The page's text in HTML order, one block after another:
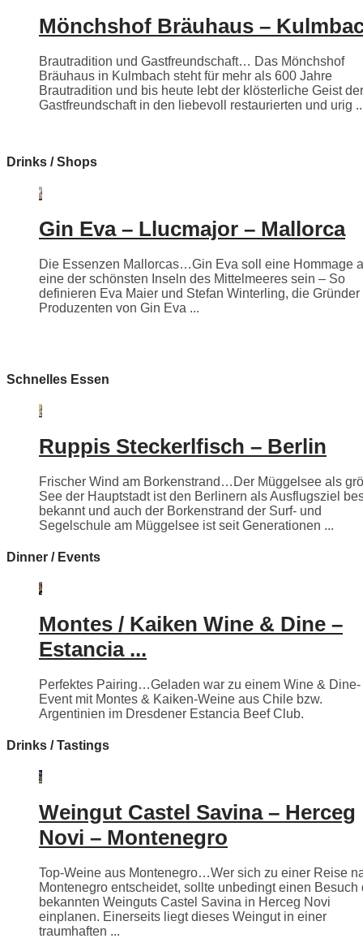
Mönchshof Bräuhaus –
Brautradition und Gastfreundschaft… Das Mönchshof
Bräuhaus in Kulmbach steht für mehr als 600 Jahre
Brautradition und bis heute lebt der klösterliche Geist der
Gastfreundschaft in den liebevoll restaurierten und urig
Drinks / Shops
Gin Eva – Llucmajor – Mallorca
Die Essenzen Mallorcas…Gin Eva soll eine Hommage
eine der schönsten Inseln des Mittelmeeres sein – So
definieren Eva Maier und Stefan Winterling, die Gründer
Produzenten von Gin Eva ...
Schnelles Essen
Ruppis Steckerlfisch – Berlin
Frischer Wind am Borkenstrand…Der Müggelsee als
See der Hauptstadt ist den Berlinern als Ausflugsziel
bekannt und auch der Borkenstrand der Surf- und
Segelschule am Müggelsee ist seit Generationen ...
Dinner / Events
Montes / Kaiken Wine & Dine –
Estancia ...
Perfektes Pairing…Geladen war zu einem Wine & Dine-
Event mit Montes & Kaiken-Weine aus Chile bzw.
Argentinien im Dresdener Estancia Beef Club.
Drinks / Tastings
Weingut Castel Savina – Herceg
Novi – Montenegro
Top-Weine aus Montenegro…Wer sich zu einer Reise
Montenegro entscheidet, sollte unbedingt einen Besuch
bekannten Weinguts Castel Savina in Herceg Novi
einplanen. Einerseits liegt dieses Weingut in einer
traumhaften ...